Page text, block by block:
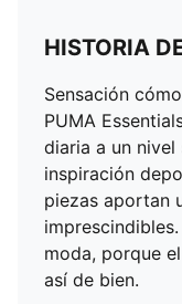
HISTORIA
Sensación
PUMA
diaria a un
inspiración
piezas aportan
moda, porque
así de bien.